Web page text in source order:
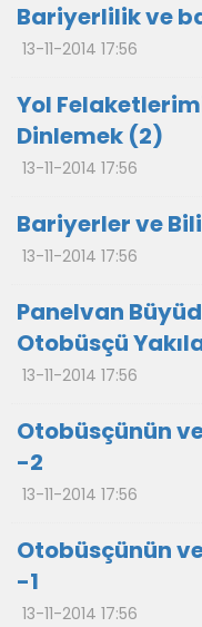
Bariyerlilik ve
13-11-2014 17:56
Yol
Dinlemek (2)
13-11-2014 17:56
Bariyerler ve
13-11-2014 17:56
Panelvan
Otobüsçü
13-11-2014 17:56
Otobüsçünün
-2
13-11-2014 17:56
Otobüsçünün
-1
13-11-2014 17:56